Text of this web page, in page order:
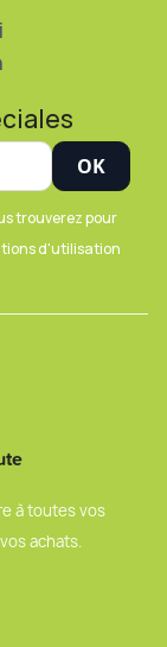
trouverez pour
d'utilisation
à toutes vos
achats.